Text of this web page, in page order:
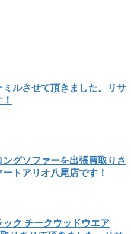
ルさせて頂きました。リサ
グソファーを出張買取りさ
トアリオ八尾店です！
ク チークウッドウエア